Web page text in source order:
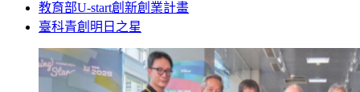
教育部U-start創新創業計畫
臺科青創明日之星